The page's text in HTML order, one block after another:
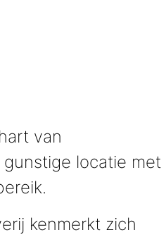
van
locatie met
kenmerkt zich